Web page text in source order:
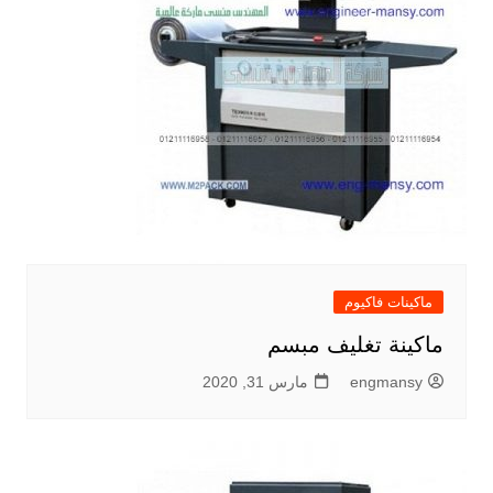
ماكينات فاكيوم
ماكينة تغليف مبسم
engmansy مارس 31, 2020